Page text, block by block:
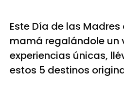
Este Día de las
mamá regalándole un
experiencias únicas,
estos 5 destinos